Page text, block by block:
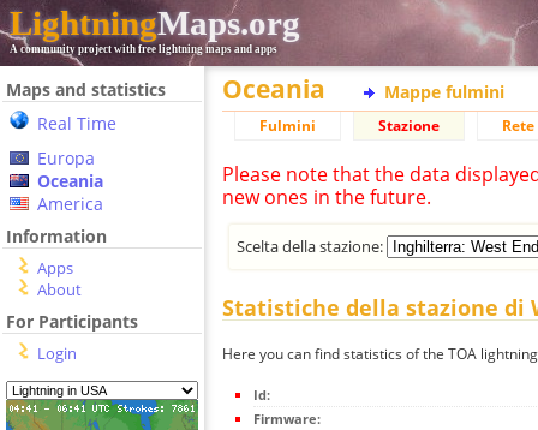
LightningMaps.org
A community project with free lightning maps and apps
Maps and statistics
Real Time
Europa
Oceania
America
Information
Apps
About
For Participants
Login
Oceania Mappe fulmini
Fulmini Stazione
Please note that the data
new ones in the future.
Scelta della stazione:
Statistiche della stazione di
Here you can find statistics of the TOA
Id:
Firmware: